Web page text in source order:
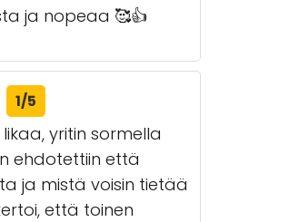
ja nopeaa 🥰👍
1/5
yritin sormella
ehdotettiin että
ja mistä voisin tietää
että toinen